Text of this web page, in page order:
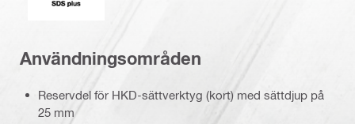
Användningsområden
Reservdel för HKD-sättverktyg (kort) med sättdjup på
25 mm